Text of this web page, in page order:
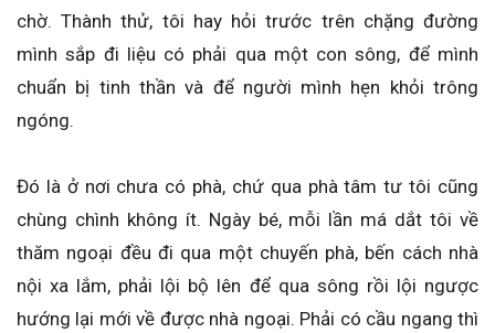
chờ. Thành thử, tôi hay hỏi trước trên chặng đường
mình sắp đi liệu có phải qua một con sông, để mình
chuẩn bị tinh thần và để người mình hẹn khỏi trông
ngóng.
Đó là ở nơi chưa có phà, chứ qua phà tâm tư tôi cũng
chùng chình không ít. Ngày bé, mỗi lần má dắt tôi về
thăm ngoại đều đi qua một chuyến phà, bến cách nhà
nội xa lắm, phải lội bộ lên để qua sông rồi lội ngược
hướng lại mới về được nhà ngoại. Phải có cầu ngang thì